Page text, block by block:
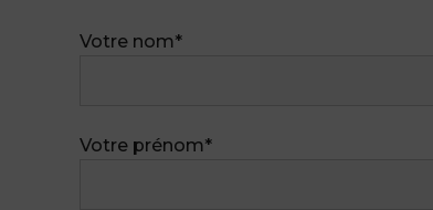
Votre nom*
Votre prénom*